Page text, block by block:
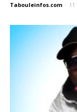
Tabouleinfos.com -